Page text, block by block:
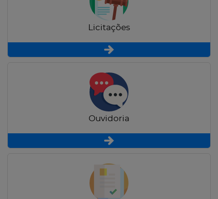
Licitações
Ouvidoria